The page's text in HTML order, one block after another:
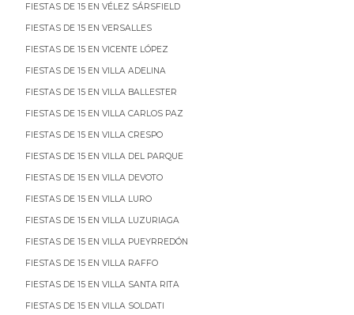
FIESTAS DE 15 EN VÉLEZ SÁRSFIELD
FIESTAS DE 15 EN VERSALLES
FIESTAS DE 15 EN VICENTE LÓPEZ
FIESTAS DE 15 EN VILLA ADELINA
FIESTAS DE 15 EN VILLA BALLESTER
FIESTAS DE 15 EN VILLA CARLOS PAZ
FIESTAS DE 15 EN VILLA CRESPO
FIESTAS DE 15 EN VILLA DEL PARQUE
FIESTAS DE 15 EN VILLA DEVOTO
FIESTAS DE 15 EN VILLA LURO
FIESTAS DE 15 EN VILLA LUZURIAGA
FIESTAS DE 15 EN VILLA PUEYRREDÓN
FIESTAS DE 15 EN VILLA RAFFO
FIESTAS DE 15 EN VILLA SANTA RITA
FIESTAS DE 15 EN VILLA SOLDATI